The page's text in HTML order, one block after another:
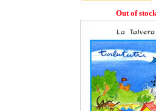
Out of stock